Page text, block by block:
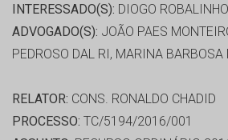
INTERESSADO(S): DIOGO
ADVOGADO(S): JOÃO PAES
PEDROSO DAL RI, MARINA
RELATOR: CONS. RONALDO CHADID
PROCESSO: TC/5194/2016/001